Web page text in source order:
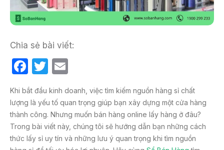
Chia sẻ bài viết:
F
a
c
e
b
o
T
itt
er
ail
Khi bắt đầu kinh doanh, việc tìm kiếm nguồn hàng sỉ chất
lượng là yếu tố quan trọng giúp bạn xây dựng một cửa hàng
thành công. Nhưng muốn bán hàng online lấy hàng ở đâu?
Trong bài viết này, chúng tôi sẽ hướng dẫn bạn những cách
thức lấy sỉ uy tín và những lưu ý quan trọng khi tìm nguồn